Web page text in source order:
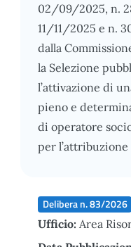
02/09/2025, n.
11/11/2025 e n.
dalla
la Selezione
l’attivazione di
pieno e
di operatore
per
Delibera n. 83/2026
Ufficio: Area